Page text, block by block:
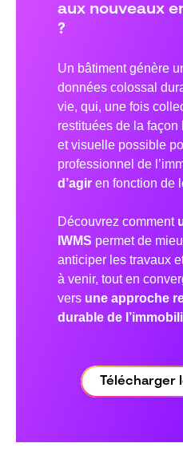
aux nouveaux
?
Un bâtiment génère
données colossal
vie, qui, une fois
restituées de la
et visuelle possible
professionnel de
d’agir en fonction de
Découvrez comment
IWMS permet de
anticiper les travaux
à venir, tout en
vers une approche
durable de
Télécharger